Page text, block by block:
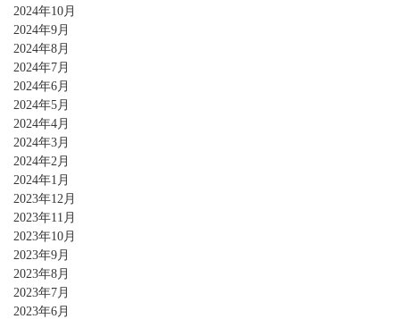
2024年10月
2024年9月
2024年8月
2024年7月
2024年6月
2024年5月
2024年4月
2024年3月
2024年2月
2024年1月
2023年12月
2023年11月
2023年10月
2023年9月
2023年8月
2023年7月
2023年6月